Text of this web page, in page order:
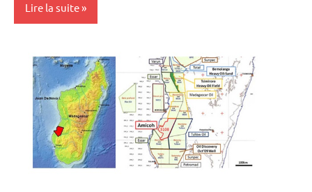
Lire la suite
Economie
Energies
Matières
premières